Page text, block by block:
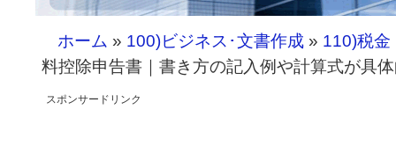
ホーム » 100)ビジネス･文書作成» 110)税金
料控除申告書｜書き方の記入例や計算式が具
スポンサードリンク